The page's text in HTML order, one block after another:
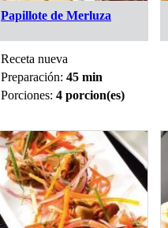
Papillote de Merluza
Receta nueva
Preparación: 45 min
Porciones: 4 porcion(es)